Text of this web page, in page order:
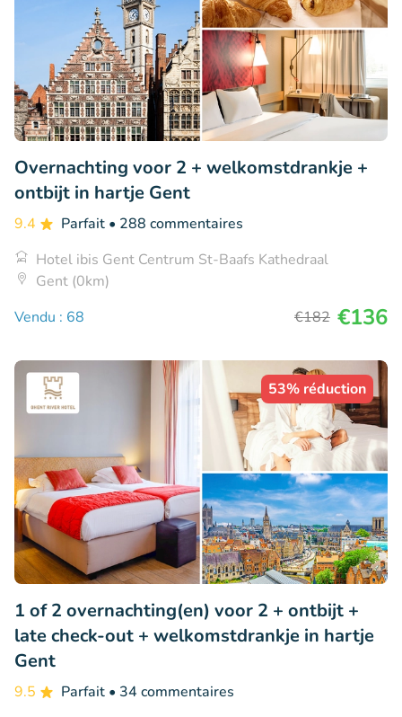
Overnachting voor 2 + welkomstdrankje +
ontbijt in hartje Gent
9.4 Parfait • 288 commentaires
Hotel ibis Gent Centrum St-Baafs Kathedraal
Gent (0km)
Vendu : 68
€182 €136
53% réduction
1 of 2 overnachting(en) voor 2 + ontbijt +
late check-out + welkomstdrankje in hartje
Gent
9.5 Parfait • 34 commentaires